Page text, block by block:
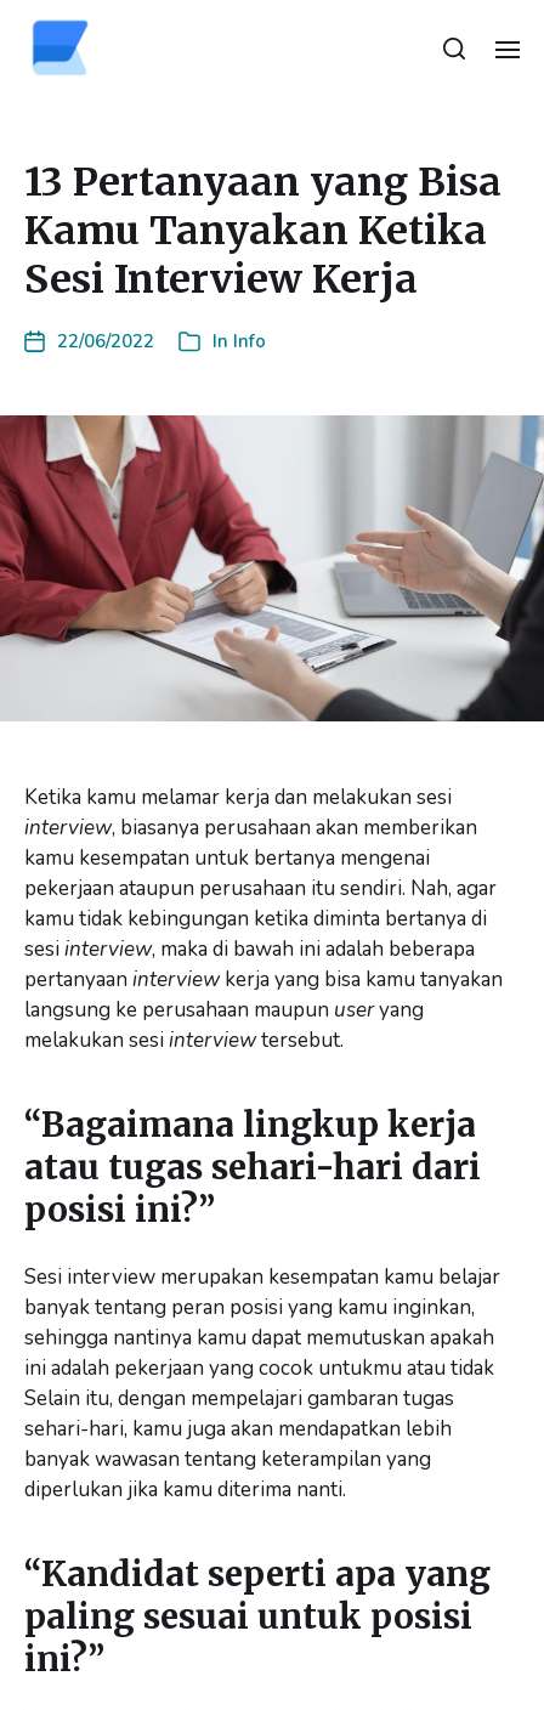
13 Pertanyaan yang Bisa
Kamu Tanyakan Ketika
Sesi Interview Kerja
22/06/2022 In Info
Ketika kamu melamar kerja dan melakukan sesi
interview, biasanya perusahaan akan memberikan
kamu kesempatan untuk bertanya mengenai
pekerjaan ataupun perusahaan itu sendiri. Nah, agar
kamu tidak kebingungan ketika diminta bertanya di
sesiinterview, maka di bawah ini adalah beberapa
pertanyaan interviewkerja yang bisa kamu tanyakan
langsung ke perusahaan maupun useryang
melakukan sesiinterviewtersebut.
“Bagaimana lingkup kerja
atau tugas sehari-hari dari
posisi ini?”
Sesi interview merupakan kesempatan kamu belajar
banyak tentang peran posisi yang kamu inginkan,
sehingga nantinya kamu dapat memutuskan apakah
ini adalah pekerjaan yang cocok untukmu atau tidak
Selain itu, dengan mempelajari gambaran tugas
sehari-hari, kamu juga akan mendapatkan lebih
banyak wawasan tentang keterampilan yang
diperlukan jika kamu diterima nanti.
“Kandidat seperti apa yang
paling sesuai untuk posisi
ini?”